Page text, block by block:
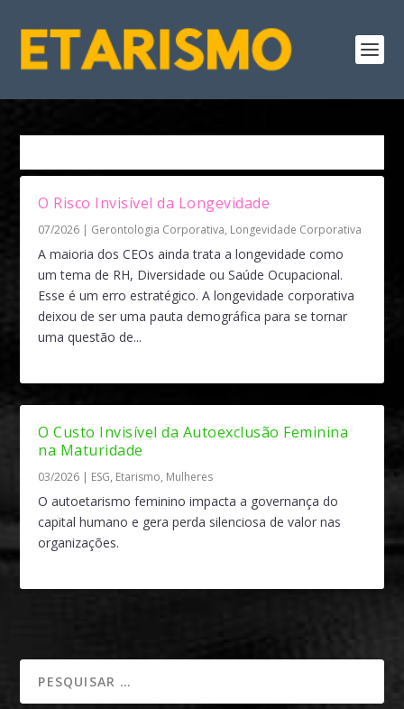
O Risco Invisível da Longevidade
07/2026 | Gerontologia Corporativa, Longevidade Corporativa
A maioria dos CEOs ainda trata a longevidade como
um tema de RH, Diversidade ou Saúde Ocupacional.
Esse é um erro estratégico. A longevidade corporativa
deixou de ser uma pauta demográfica para se tornar
uma questão de...
O Custo Invisível da Autoexclusão Feminina
na Maturidade
03/2026 | ESG, Etarismo, Mulheres
O autoetarismo feminino impacta a governança do
capital humano e gera perda silenciosa de valor nas
organizações.